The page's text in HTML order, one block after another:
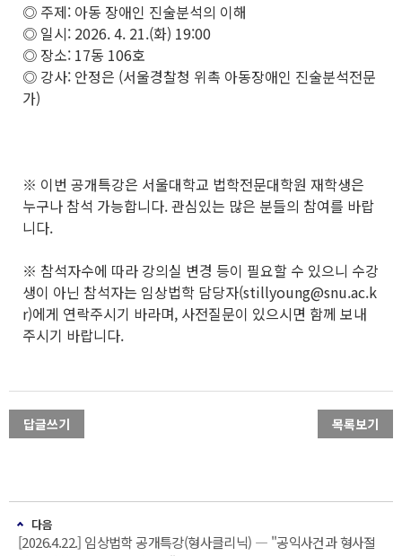
◎ 주제: 아동 장애인 진술분석의 이해
◎ 일시: 2026. 4. 21.(화) 19:00
◎ 장소: 17동 106호
◎ 강사: 안정은 (서울경찰청 위촉 아동장애인 진술분석전문
가)
※ 이번 공개특강은 서울대학교 법학전문대학원 재학생은
누구나 참석 가능합니다. 관심있는 많은 분들의 참여를 바랍
니다.
※ 참석자수에 따라 강의실 변경 등이 필요할 수 있으니 수강
생이 아닌 참석자는 임상법학 담당자(stillyoung@snu.ac.k
r)에게 연락주시기 바라며, 사전질문이 있으시면 함께 보내
주시기 바랍니다.
답글쓰기 목록보기
다음
[2026.4.22.] 임상법학 공개특강(형사클리닉) ― "공익사건과 형사절